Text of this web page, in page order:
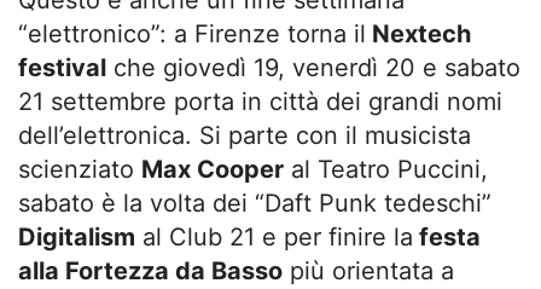
“elettronico”: a Firenze torna il Nextech
festival che giovedì 19, venerdì 20 e sabato
21 settembre porta in città dei grandi nomi
dell’elettronica. Si parte con il musicista
scienziato Max Cooper al Teatro Puccini,
sabato è la volta dei “Daft Punk tedeschi”
Digitalism al Club 21 e per finire la festa
alla Fortezza da Basso più orientata a